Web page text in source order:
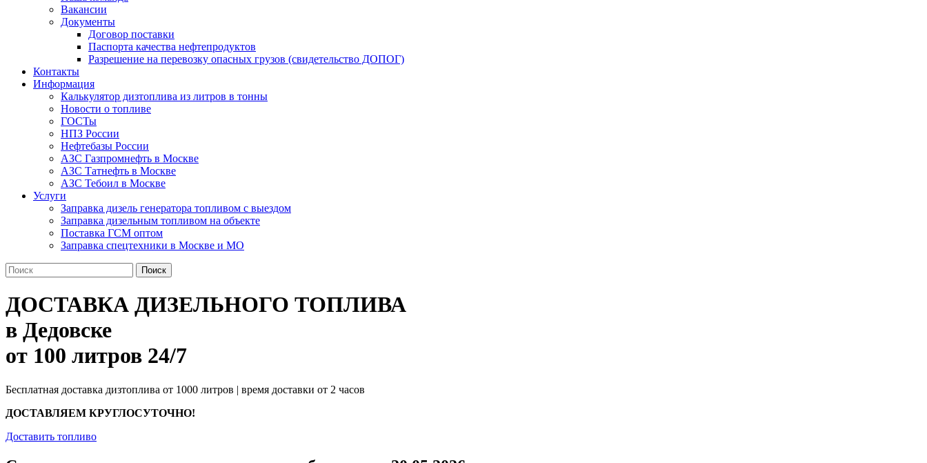
Вакансии
Документы
Договор поставки
Паспорта качества нефтепродуктов
Разрешение на перевозку опасных грузов (свидетельство ДОПОГ)
Контакты
Информация
Калькулятор дизтоплива из литров в тонны
Новости о топливе
ГОСТы
НПЗ России
Нефтебазы России
АЗС Газпромнефть в Москве
АЗС Татнефть в Москве
АЗС Тебоил в Москве
Услуги
Заправка дизель генератора топливом с выездом
Заправка дизельным топливом на объекте
Поставка ГСМ оптом
Заправка спецтехники в Москве и МО
Поиск
ДОСТАВКА ДИЗЕЛЬНОГО ТОПЛИВА
в Дедовске
от 100 литров 24/7
Бесплатная доставка дизтоплива от 1000 литров | время доставки от 2 часов
ДОСТАВЛЯЕМ КРУГЛОСУТОЧНО!
Доставить топливо